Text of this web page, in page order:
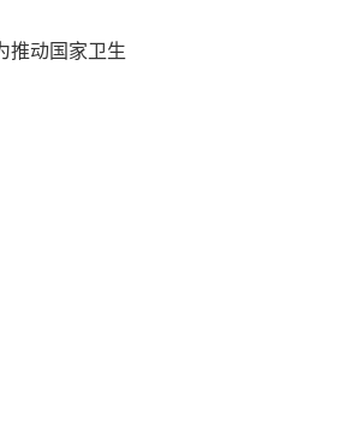
推动国家卫生